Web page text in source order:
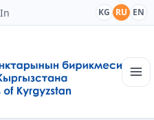
KG RU EN